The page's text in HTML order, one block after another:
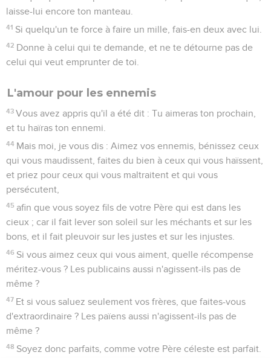
laisse-lui encore ton manteau.
41 Si quelqu'un te force à faire un mille, fais-en deux avec lui.
42 Donne à celui qui te demande, et ne te détourne pas de
celui qui veut emprunter de toi.
L'amour pour les ennemis
43 Vous avez appris qu'il a été dit : Tu aimeras ton prochain,
et tu haïras ton ennemi.
44 Mais moi, je vous dis : Aimez vos ennemis, bénissez ceux
qui vous maudissent, faites du bien à ceux qui vous haïssent,
et priez pour ceux qui vous maltraitent et qui vous
persécutent,
45 afin que vous soyez fils de votre Père qui est dans les
cieux ; car il fait lever son soleil sur les méchants et sur les
bons, et il fait pleuvoir sur les justes et sur les injustes.
46 Si vous aimez ceux qui vous aiment, quelle récompense
méritez-vous ? Les publicains aussi n'agissent-ils pas de
même ?
47 Et si vous saluez seulement vos frères, que faites-vous
d'extraordinaire ? Les païens aussi n'agissent-ils pas de
même ?
48 Soyez donc parfaits, comme votre Père céleste est parfait.